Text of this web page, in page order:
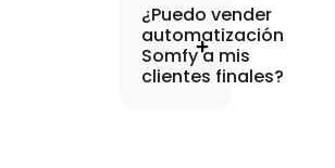
¿Puedo vender
automatización
Somfy a mis
clientes finales?